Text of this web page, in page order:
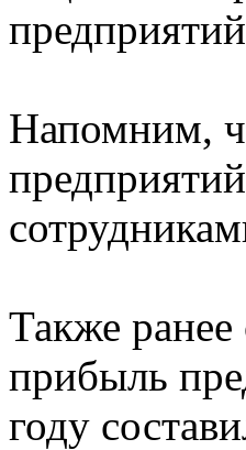
Напомним,
Также ранее
прибыль
году